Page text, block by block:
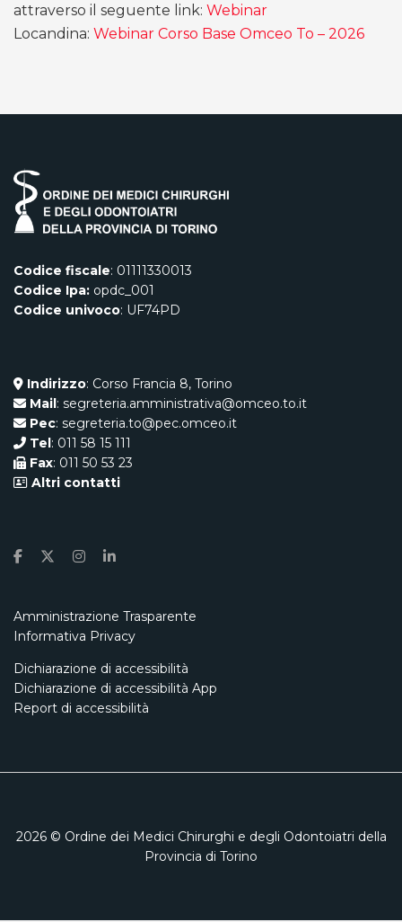
attraverso il seguente link: Webinar
Locandina: Webinar Corso Base Omceo To – 2026
Codice fiscale: 01111330013
Codice Ipa: opdc_001
Codice univoco: UF74PD
Indirizzo: Corso Francia 8, Torino
Mail: segreteria.amministrativa@omceo.to.it
Pec: segreteria.to@pec.omceo.it
Tel: 011 58 15 111
Fax: 011 50 53 23
Altri contatti
Amministrazione Trasparente
Informativa Privacy
Dichiarazione di accessibilità
Dichiarazione di accessibilità App
Report di accessibilità
2026© Ordine dei Medici Chirurghi e degli Odontoiatri della
Provincia di Torino